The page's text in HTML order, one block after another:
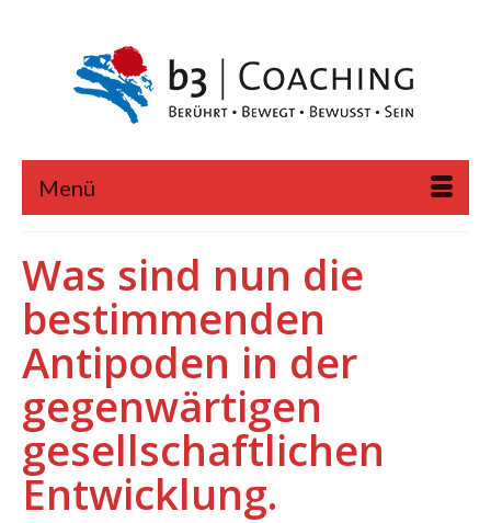
Menü
Was sind nun die
bestimmenden
Antipoden in der
gegenwärtigen
gesellschaftlichen
Entwicklung.